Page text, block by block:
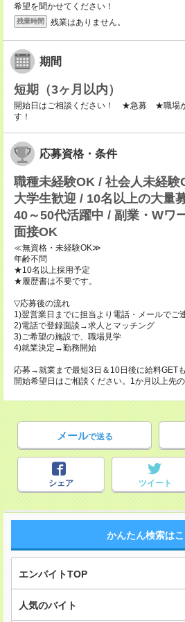
希望を聞かせてください！
残業時間 残業はありません。
期間
短期（3ヶ月以内）
開始日はご相談ください！ ★急募 ★職場が
す！
応募資格・条件
職種未経験OK / 社会人未経
大学生歓迎 / 10名以上の大量
40～50代活躍中 / 副業・Wワ
面接OK
≪無資格・未経験OK≫
年齢不問
★10名以上採用予定
★履歴書は不要です。
▽応募後の流れ
1)翌営業日までに担当より電話・メールでご
2)電話で登録面談→求人とマッチング
3)ご希望の施設で、職場見学
4)就業決定→勤務開始
応募→就業まで最短3日＆10日後に給料GETも
開始希望日はご相談ください。1か月以上先の
メールで送る
シェア ツイート
かんたん検索は
エンバイトTOP
人気のバイト